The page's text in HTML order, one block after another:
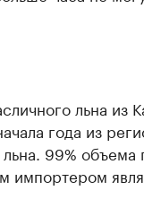
льна из
года из
99% объема